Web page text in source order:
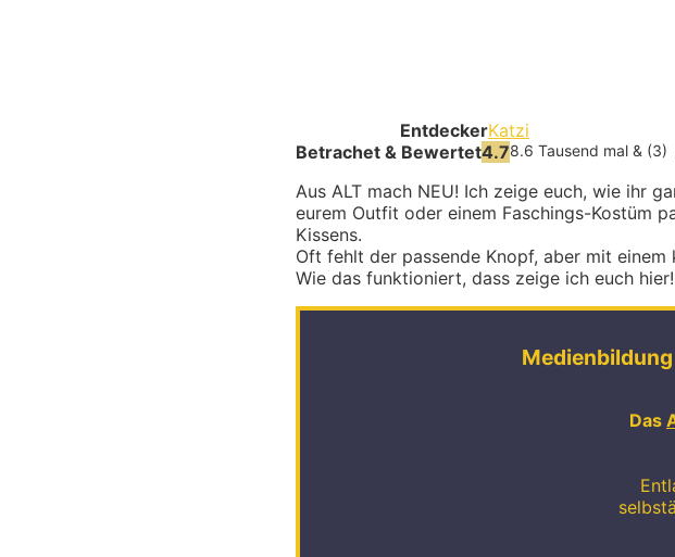
EntdeckerKatzi
Betrachet & Bewertet4.78.6 Tausend mal & (3)
Aus ALT mach NEU! Ich zeige euch, wie ihr
eurem Outfit oder einem Faschings-Kostüm
Kissens.
Oft fehlt der passende Knopf, aber mit
Wie das funktioniert, dass zeige ich euch hier!
Das